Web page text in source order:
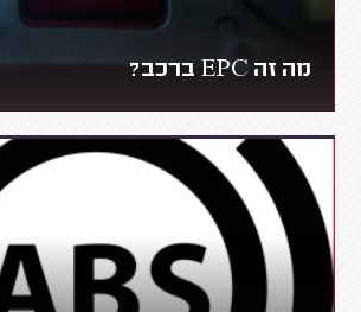
מה זה EPC ברכב?